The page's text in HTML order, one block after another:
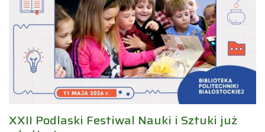
XXII Podlaski Festiwal Nauki i Sztuki już